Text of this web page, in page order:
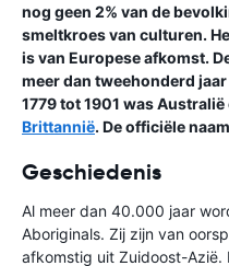
nog geen 2% van de
smeltkroes van culturen.
is van Europese afkomst.
meer dan tweehonderd
1779 tot 1901 was
Brittannië. De officiële
Geschiedenis
Al meer dan 40.000 jaar
Aboriginals. Zij zijn van
afkomstig uit Zuidoost-Azië.